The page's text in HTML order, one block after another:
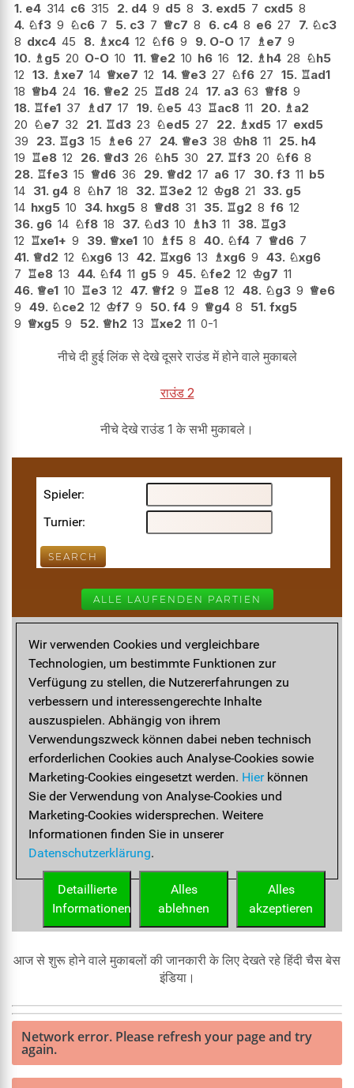
1. e4 314 c6 315 2. d4 9 d5 8 3. exd5 7 cxd5 8
4. ♘f3 9 ♘c6 7 5. c3 7 ♕c7 8 6. c4 8 e6 27 7. ♘c3
8 dxc4 45 8. ♗xc4 12 ♘f6 9 9. O-O 17 ♗e7 9
10. ♗g5 20 O-O 10 11. ♕e2 10 h6 16 12. ♗h4 28 ♘h5
12 13. ♗xe7 14 ♕xe7 12 14. ♕e3 27 ♘f6 27 15. ♖ad1
18 ♕b4 24 16. ♕e2 25 ♖d8 24 17. a3 63 ♕f8 9
18. ♖fe1 37 ♗d7 17 19. ♘e5 43 ♖ac8 11 20. ♗a2
20 ♘e7 32 21. ♖d3 23 ♘ed5 27 22. ♗xd5 17 exd5
39
23. ♖g3 15 ♗e6 27 24. ♕e3 38 ♔h8 11 25. h4
19 ♖e8 12 26. ♕d3 26 ♘h5 30 27. ♖f3 20 ♘f6 8
28. ♖fe3 15 ♕d6 36 29. ♕d2 17 a6 17 30. f3 11 b5
14 31. g4 8 ♘h7 18 32. ♖3e2 12 ♔g8 21 33. g5
14 hxg5 10 34. hxg5 8 ♕d8 31 35. ♖g2 8 f6 12
36. g6 14 ♘f8 18 37. ♘d3 10 ♗h3 11 38. ♖g3
12 ♖xe1+ 9 39. ♕xe1 10 ♗f5 8 40. ♘f4 7 ♕d6 7
41. ♕d2 12 ♘xg6 13 42. ♖xg6 13 ♗xg6 9 43. ♘xg6
7 ♖e8 13 44. ♘f4 11 g5 9 45. ♘fe2 12 ♔g7 11
46. ♕e1 10 ♖e3 12 47. ♕f2 9 ♖e8 12 48. ♘g3 9 ♕e6
9 49. ♘ce2 12 ♔f7 9 50. f4 9 ♕g4 8 51. fxg5
9 ♕xg5 9 52. ♕h2 13 ♖xe2 11 0-1
नीचे दी हुई लिंक से देखे दूसरे राउंड में होने वाले मुकाबले
राउंड 2
नीचे देखे राउंड 1 के सभी मुकाबले।
आज से शुरू होने वाले मुकाबलों की जानकारी के लिए देखते रहे हिंदी चैस बेस
इंडिया।